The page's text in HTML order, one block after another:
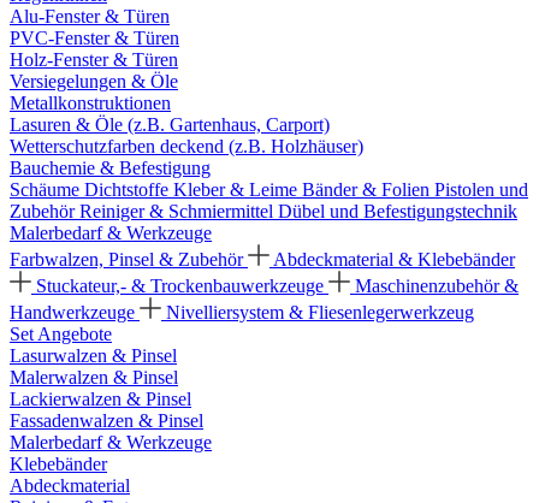
Alu-Fenster & Türen
PVC-Fenster & Türen
Holz-Fenster & Türen
Versiegelungen & Öle
Metallkonstruktionen
Lasuren & Öle (z.B. Gartenhaus, Carport)
Wetterschutzfarben deckend (z.B. Holzhäuser)
Bauchemie & Befestigung
Schäume Dichtstoffe Kleber & Leime Bänder & Folien Pistolen und
ZubehörReiniger & Schmiermittel Dübel und Befestigungstechnik
Malerbedarf & Werkzeuge
Farbwalzen, Pinsel & Zubehör
Abdeckmaterial & Klebebänder
Stuckateur,- & Trockenbauwerkzeuge
Maschinenzubehör &
Handwerkzeuge
Nivelliersystem & Fliesenlegerwerkzeug
Set Angebote
Lasurwalzen & Pinsel
Malerwalzen & Pinsel
Lackierwalzen & Pinsel
Fassadenwalzen & Pinsel
Malerbedarf & Werkzeuge
Klebebänder
Abdeckmaterial